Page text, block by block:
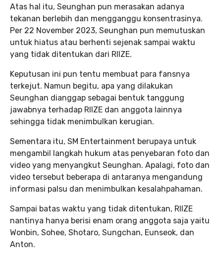
Atas hal itu, Seunghan pun merasakan adanya
tekanan berlebih dan mengganggu konsentrasinya.
Per 22 November 2023, Seunghan pun memutuskan
untuk hiatus atau berhenti sejenak sampai waktu
yang tidak ditentukan dari RIIZE.
Keputusan ini pun tentu membuat para fansnya
terkejut. Namun begitu, apa yang dilakukan
Seunghan dianggap sebagai bentuk tanggung
jawabnya terhadap RIIZE dan anggota lainnya
sehingga tidak menimbulkan kerugian.
Sementara itu, SM Entertainment berupaya untuk
mengambil langkah hukum atas penyebaran foto dan
video yang menyangkut Seunghan. Apalagi, foto dan
video tersebut beberapa di antaranya mengandung
informasi palsu dan menimbulkan kesalahpahaman.
Sampai batas waktu yang tidak ditentukan, RIIZE
nantinya hanya berisi enam orang anggota saja yaitu
Wonbin, Sohee, Shotaro, Sungchan, Eunseok, dan
Anton.